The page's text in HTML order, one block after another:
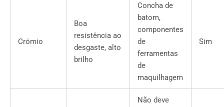
Crómio
Boa
resistência ao
desgaste, alto
brilho
Concha de
batom,
componentes
de
ferramentas
de
maquilhagem
Sim
Não deve